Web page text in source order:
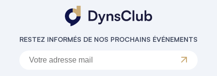
RESTEZ INFORMÉS DE NOS PROCHAINS ÉVÉNEMENTS